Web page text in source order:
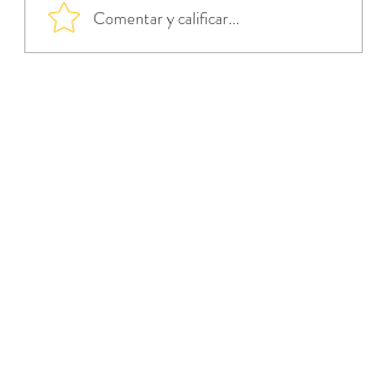
Comentar y calificar...